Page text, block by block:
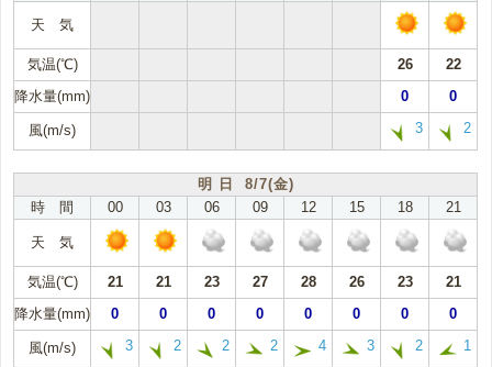
天 気
気温(℃) 26
22
降水量(mm)
0 0
風(m/s) 3 2
明 日 8/7(金)
時 間
00 03 06 09 12 15 18 21
天 気
気温(℃) 21 21 23 27 28 26 23
21
降水量(mm)
0 0 0 0 0 0 0 0
風(m/s) 3 2 2 2 4 3 2 1